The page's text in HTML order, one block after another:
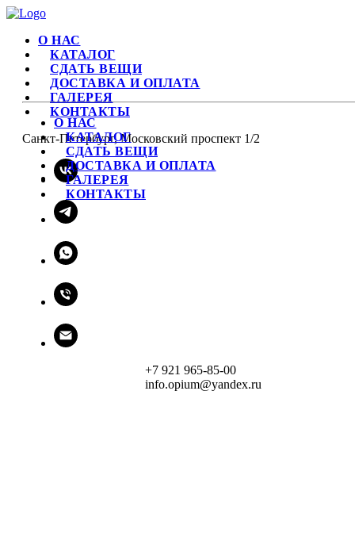
О НАС
КАТАЛОГ
СДАТЬ ВЕЩИ
ДОСТАВКА И ОПЛАТА
ГАЛЕРЕЯ
КОНТАКТЫ
Санкт-Петербург, Московский проспект 1/2
+7 921 965-85-00
info.opium@yandex.ru
О НАС
КАТАЛОГ
СДАТЬ ВЕЩИ
ДОСТАВКА И ОПЛАТА
ГАЛЕРЕЯ
КОНТАКТЫ